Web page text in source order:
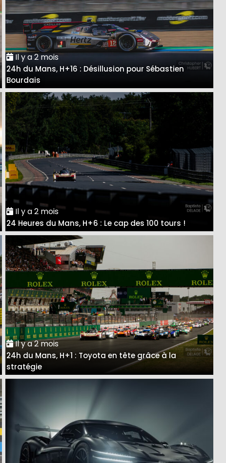
Il y a 2 mois
24h du Mans, H+16 : Désillusion pour Sébastien
Bourdais
Il y a 2 mois
24 Heures du Mans, H+6 : Le cap des 100 tours !
Il y a 2 mois
24h du Mans, H+1 : Toyota en tête grâce à la
stratégie